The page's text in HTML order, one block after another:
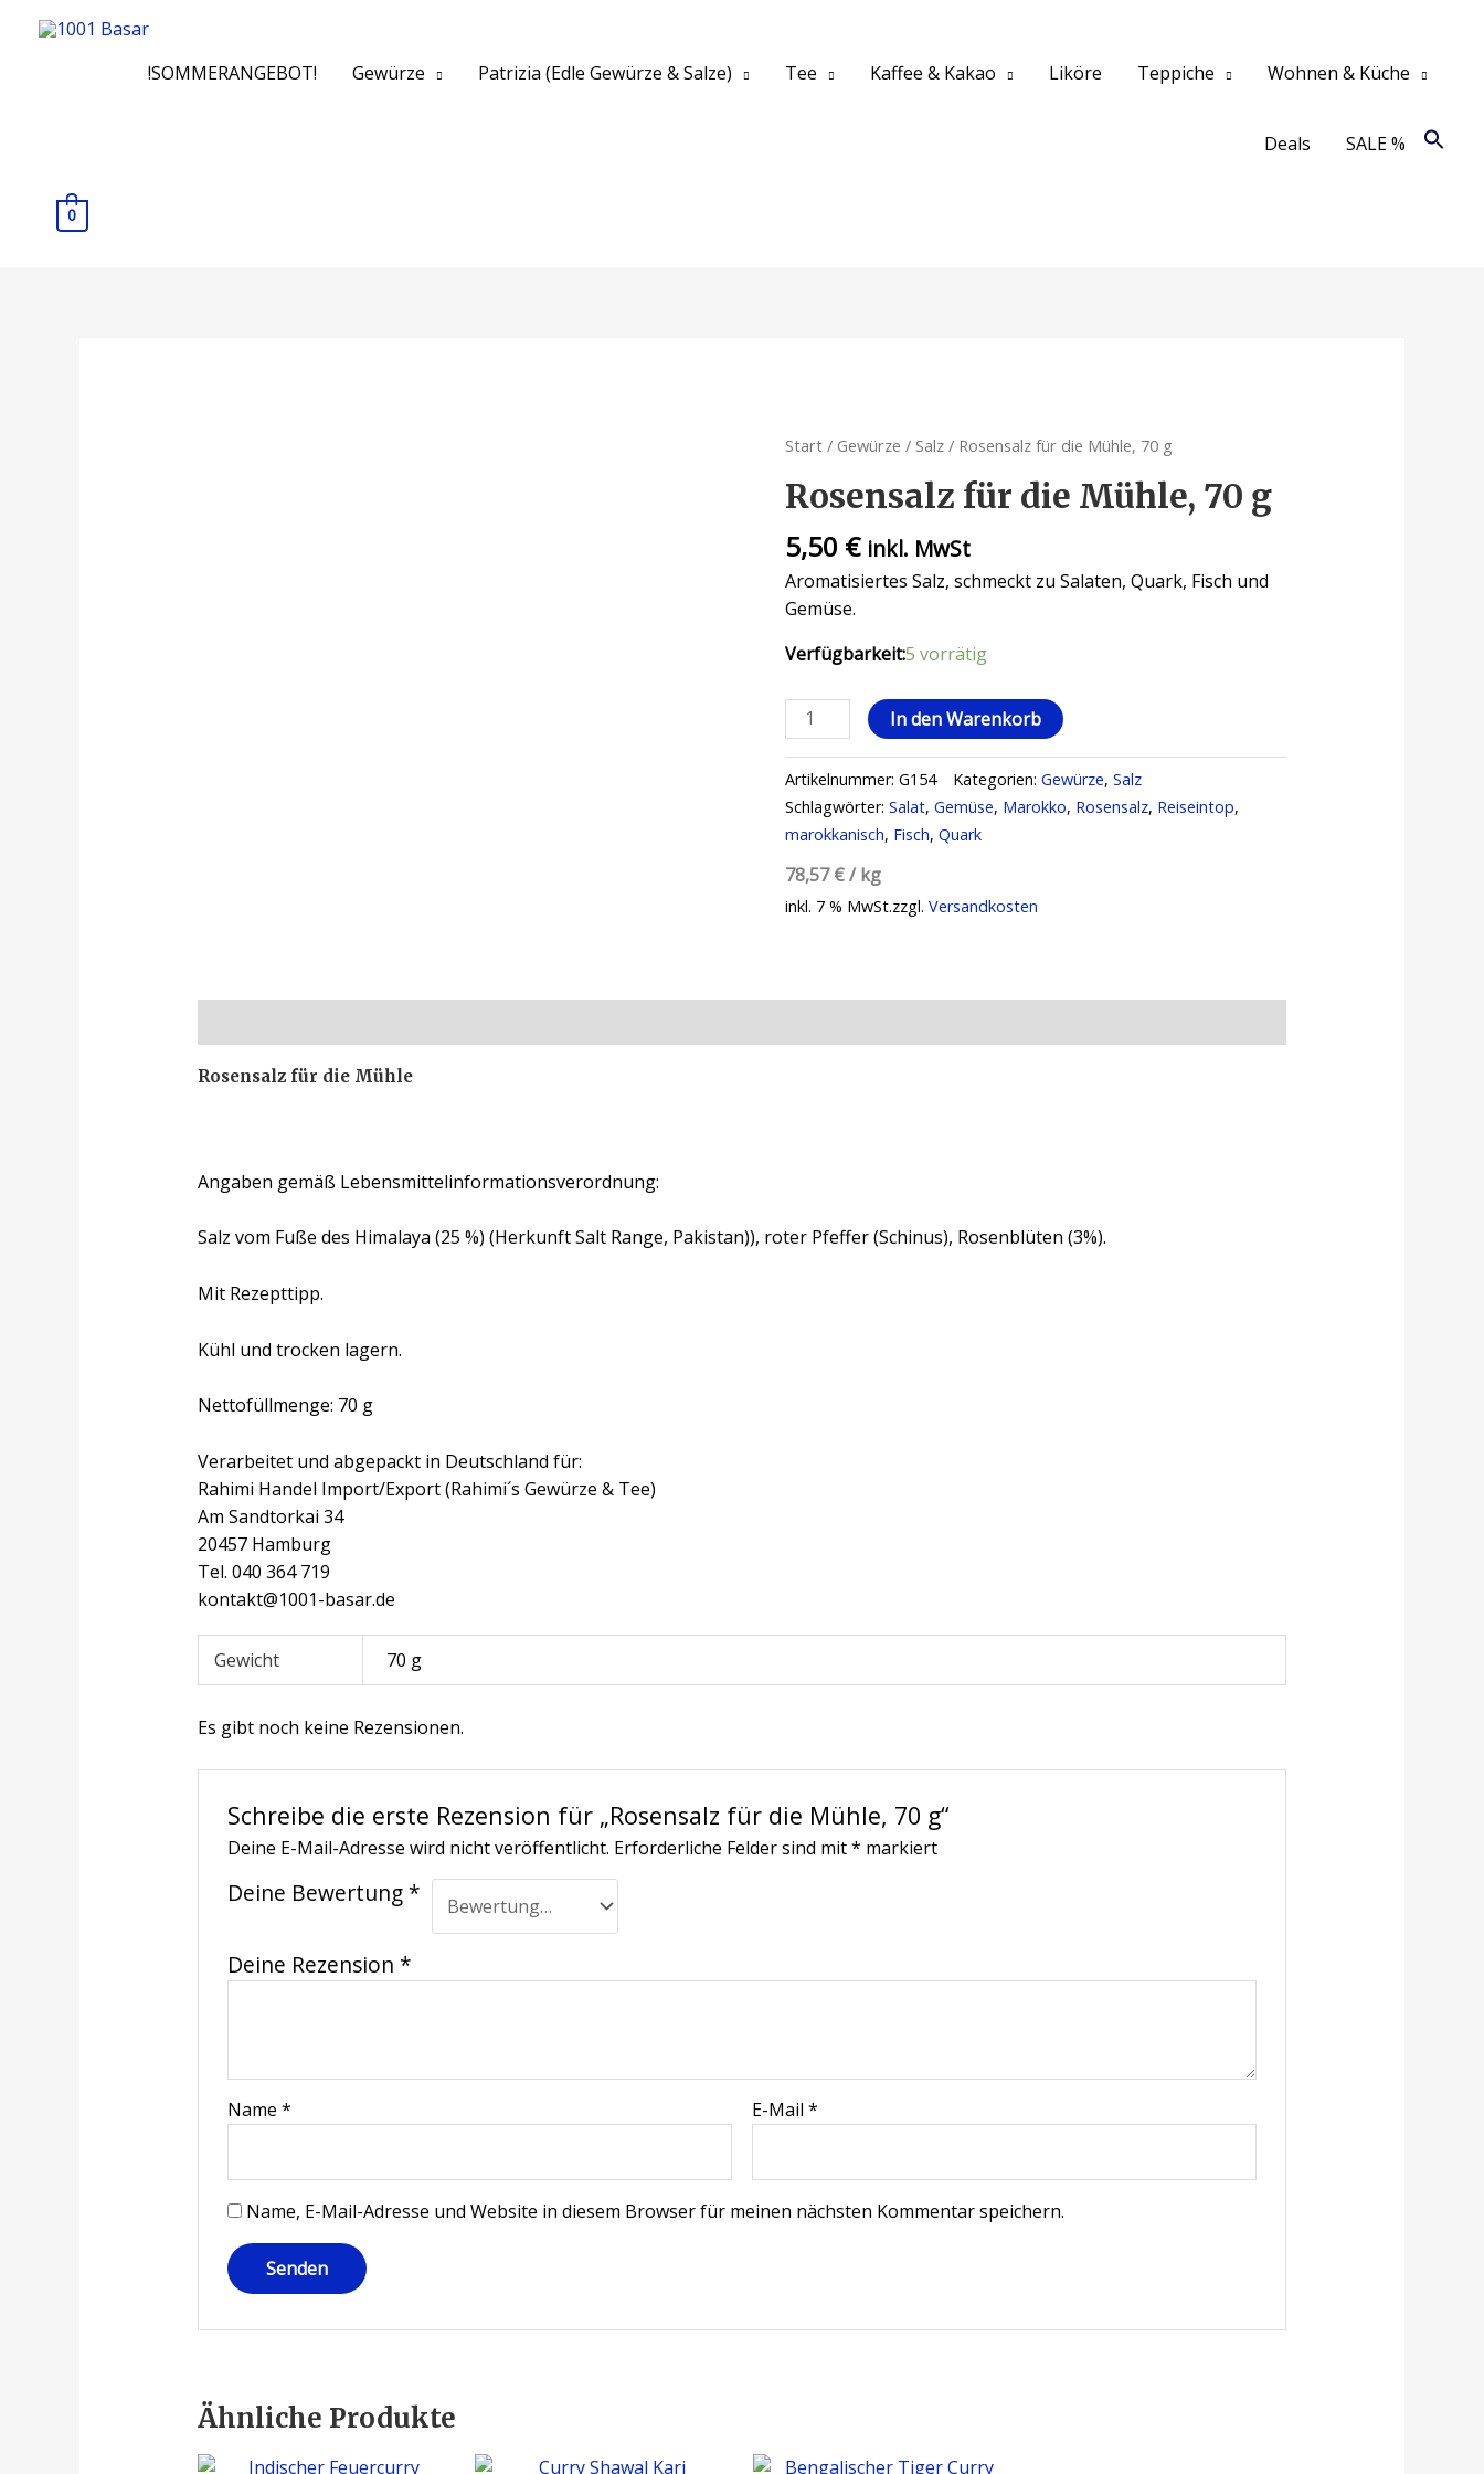
!SOMMERANGEBOT! Gewürze Patrizia (Edle Gewürze & Salze) Tee Kaffee & Kakao Liköre Teppiche Wohnen & Küche
Deals SALE %
0
Start / Gewürze / Salz / Rosensalz für die Mühle, 70 g
Rosensalz für die Mühle, 70 g
5,50 € inkl. MwSt
Aromatisiertes Salz, schmeckt zu Salaten, Quark, Fisch und
Gemüse.
Verfügbarkeit:5 vorrätig
In den Warenkorb
Artikelnummer:G154 Kategorien:Gewürze,Salz
Schlagwörter:Salat,Gemüse, Marokko, Rosensalz, Reiseintop,
marokkanisch, Fisch,Quark
78,57€/kg
inkl. 7 % MwSt.zzgl.Versandkosten
Rosensalz für die Mühle
Angaben gemäß Lebensmittelinformationsverordnung:
Salz vom Fuße des Himalaya (25 %) (Herkunft Salt Range, Pakistan)), roter Pfeffer (Schinus), Rosenblüten (3%).
Mit Rezepttipp.
Kühl und trocken lagern.
Nettofüllmenge: 70 g
Verarbeitet und abgepackt in Deutschland für:
Rahimi Handel Import/Export (Rahimi´s Gewürze & Tee)
Am Sandtorkai 34
20457 Hamburg
Tel. 040 364 719
kontakt@1001-basar.de
Gewicht 70 g
Es gibt noch keine Rezensionen.
Schreibe die erste Rezension für „Rosensalz für die Mühle, 70 g“
Deine E-Mail-Adresse wird nicht veröffentlicht. Erforderliche Felder sind mit* markiert
Deine Bewertung *
Deine Rezension *
Name* E-Mail*
Name, E-Mail-Adresse und Website in diesem Browser für meinen nächsten Kommentar speichern.
Ähnliche Produkte